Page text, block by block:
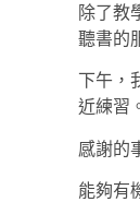
除了教
聽書的
下午，
近練習
感謝的
能夠有